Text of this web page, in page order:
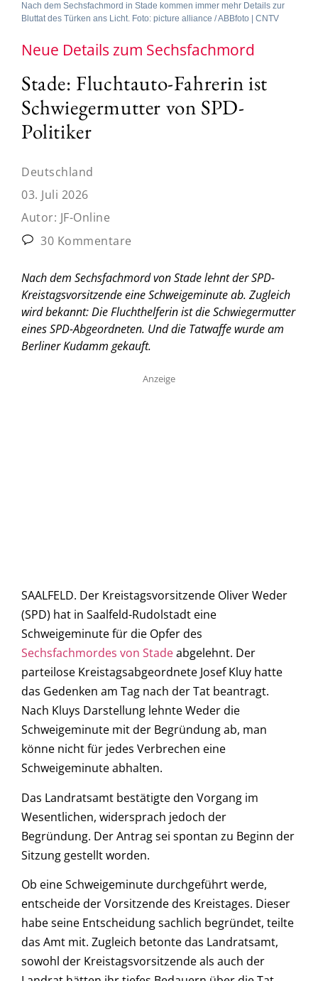
Nach dem Sechsfachmord in Stade kommen immer mehr Details zur
Bluttat des Türken ans Licht. Foto: picture alliance / ABBfoto | CNTV
Neue Details zum Sechsfachmord
Stade: Fluchtauto-Fahrerin ist
Schwiegermutter von SPD-
Politiker
Deutschland
03. Juli 2026
Autor: JF-Online
30 Kommentare
Nach dem Sechsfachmord von Stade lehnt der SPD-
Kreistagsvorsitzende eine Schweigeminute ab. Zugleich
wird bekannt: Die Fluchthelferin ist die Schwiegermutter
eines SPD-Abgeordneten. Und die Tatwaffe wurde am
Berliner Kudamm gekauft.
Anzeige
SAALFELD. Der Kreistagsvorsitzende Oliver Weder
(SPD) hat in Saalfeld-Rudolstadt eine
Schweigeminute für die Opfer des
Sechsfachmordes von Stadeabgelehnt. Der
parteilose Kreistagsabgeordnete Josef Kluy hatte
das Gedenken am Tag nach der Tat beantragt.
Nach Kluys Darstellung lehnte Weder die
Schweigeminute mit der Begründung ab, man
könne nicht für jedes Verbrechen eine
Schweigeminute abhalten.
Das Landratsamt bestätigte den Vorgang im
Wesentlichen, widersprach jedoch der
Begründung. Der Antrag sei spontan zu Beginn der
Sitzung gestellt worden.
Ob eine Schweigeminute durchgeführt werde,
entscheide der Vorsitzende des Kreistages. Dieser
habe seine Entscheidung sachlich begründet, teilte
das Amt mit. Zugleich betonte das Landratsamt,
sowohl der Kreistagsvorsitzende als auch der